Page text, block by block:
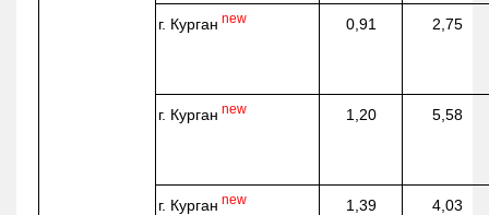
г. Курган new 0,91 2,75
г. Курган new 1,20 5,58
г. Курган new 1,39 4,03